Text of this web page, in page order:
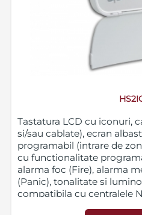
Tastatura LCD cu iconuri,
si/sau cablate), ecran
programabil (intrare de
cu functionalitate
alarma foc (Fire), alarma
(Panic), tonalitate si
compatibila cu centralele